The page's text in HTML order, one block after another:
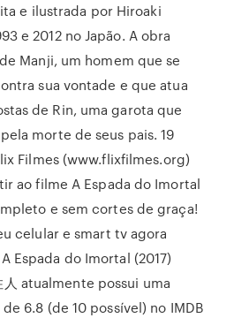
e ilustrada por Hiroaki
e 2012 no Japão. A obra
Manji, um homem que se
sua vontade e que atua
de Rin, uma garota que
morte de seus pais. 19
Filmes (www.flixfilmes.org)
ao filme A Espada do Imortal
e sem cortes de graça!
celular e smart tv agora
Espada do Imortal (2017)
人 atualmente possui uma
6.8 (de 10 possível) no IMDB